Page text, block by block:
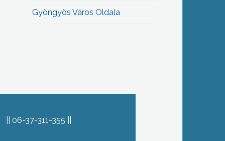
Gyöngyös Város Oldala
06-37-311-355